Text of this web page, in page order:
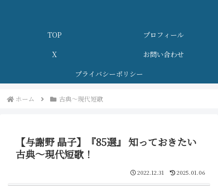
TOP
プロフィール
X
お問い合わせ
プライバシーポリシー
ホーム 古典～現代短歌
【与謝野 晶子】『85選』 知っておきたい
古典～現代短歌！
2022.12.31 2025.01.06